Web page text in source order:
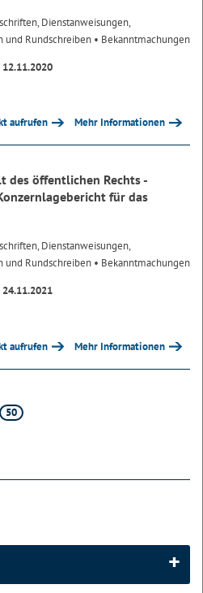
Dienstanweisungen,
und Rundschreiben • Bekanntmachungen
aufrufen Mehr Informationen
des öffentlichen Rechts -
für das
Dienstanweisungen,
und Rundschreiben • Bekanntmachungen
aufrufen Mehr Informationen
50